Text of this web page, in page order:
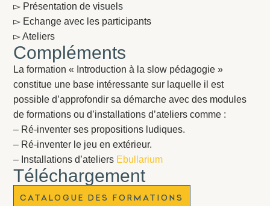
▻ Présentation de visuels
▻ Echange avec les participants
▻ Ateliers
Compléments
La formation « Introduction à la slow pédagogie »
constitue une base intéressante sur laquelle il est
possible d’approfondir sa démarche avec des modules
de formations ou d’installations d’ateliers comme :
– Ré-inventer ses propositions ludiques.
– Ré-inventer le jeu en extérieur.
– Installations d’ateliers Ebullarium
Téléchargement
CATALOGUE DES FORMATIONS